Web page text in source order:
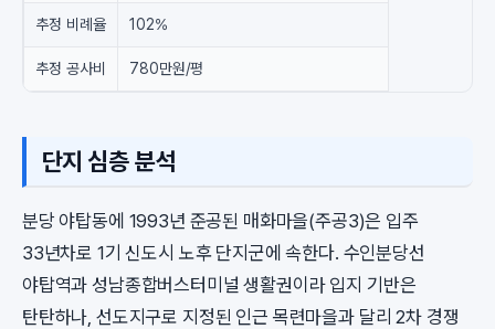
추정 비례율 102%
추정 공사비 780만원/평
단지 심층 분석
분당 야탑동에 1993년 준공된 매화마을(주공3)은 입주
33년차로 1기 신도시 노후 단지군에 속한다. 수인분당선
야탑역과 성남종합버스터미널 생활권이라 입지 기반은
탄탄하나, 선도지구로 지정된 인근 목련마을과 달리 2차 경쟁